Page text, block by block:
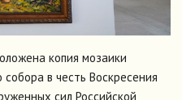
копия мозаики
в честь Воскресения
сил Российской